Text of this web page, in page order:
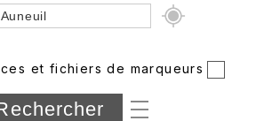
et fichiers de marqueurs